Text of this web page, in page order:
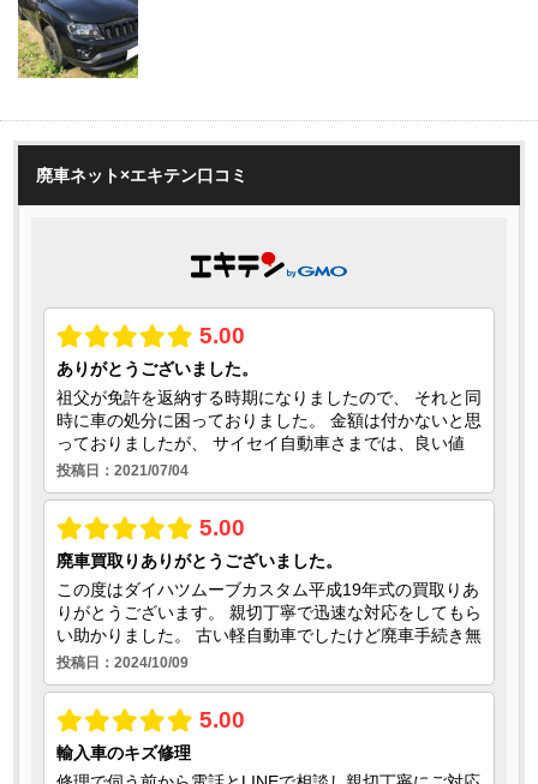
廃車ネット×エキテン口コミ